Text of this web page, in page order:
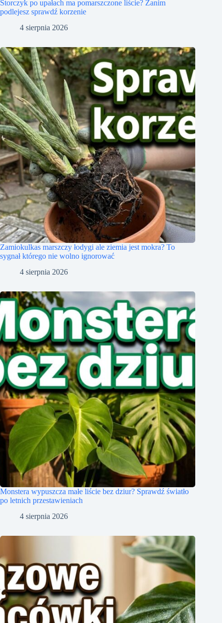
Storczyk po upałach ma pomarszczone liście? Zanim
podlejesz sprawdź korzenie
4 sierpnia 2026
Zamiokulkas marszczy łodygi ale ziemia jest mokra? To
sygnał którego nie wolno ignorować
4 sierpnia 2026
Monstera wypuszcza małe liście bez dziur? Sprawdź światło
po letnich przestawieniach
4 sierpnia 2026